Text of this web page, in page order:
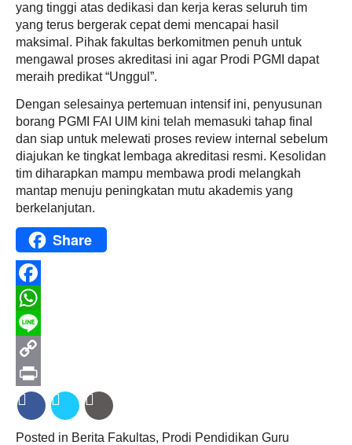
yang tinggi atas dedikasi dan kerja keras seluruh tim
yang terus bergerak cepat demi mencapai hasil
maksimal. Pihak fakultas berkomitmen penuh untuk
mengawal proses akreditasi ini agar Prodi PGMI dapat
meraih predikat “Unggul”.
Dengan selesainya pertemuan intensif ini, penyusunan
borang PGMI FAI UIM kini telah memasuki tahap final
dan siap untuk melewati proses review internal sebelum
diajukan ke tingkat lembaga akreditasi resmi. Kesolidan
tim diharapkan mampu membawa prodi melangkah
mantap menuju peningkatan mutu akademis yang
berkelanjutan.
Share
Facebook
WhatsApp
Line
Copy
Link
Print
Posted in Berita Fakultas, Prodi Pendidikan Guru